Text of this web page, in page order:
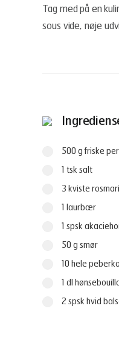
Tag med på en
sous vide, nøje
500 g friske
1 tsk salt
3 kviste
1 laurbær
1 spsk
50 g smør
10 hele
1 dl
2 spsk hvid